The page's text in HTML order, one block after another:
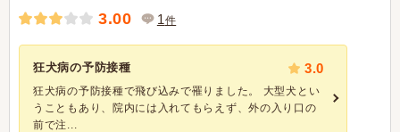
3.00 1件
狂犬病の予防接種 3.0
狂犬病の予防接種で飛び込みで罹りました。 大型犬とい
うこともあり、院内には入れてもらえず、外の入り口の
前で注...